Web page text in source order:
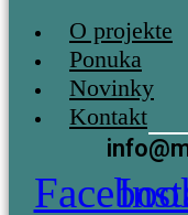
O projekte
Ponuka
Novinky
Kontakt